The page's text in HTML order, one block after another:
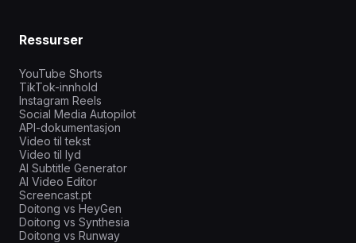
Ressurser
YouTube Shorts
TikTok-innhold
Instagram Reels
Social Media Autopilot
API-dokumentasjon
Video til tekst
Video til lyd
AI Subtitle Generator
AI Video Editor
Screencast.pt
Doitong vs HeyGen
Doitong vs Synthesia
Doitong vs Runway